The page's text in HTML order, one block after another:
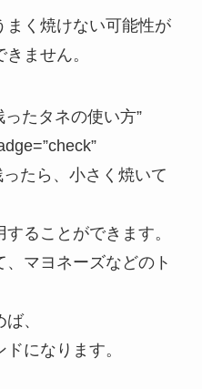
まく焼けない可能性が
ません。
たタネの使い方”
たら、小さく焼いて
ることができます。
マヨネーズなどのト
、
になります。